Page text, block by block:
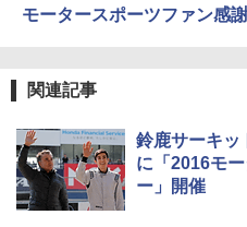
モータースポーツファン感
関連記事
鈴鹿サーキッ
に「2016モ
ー」開催